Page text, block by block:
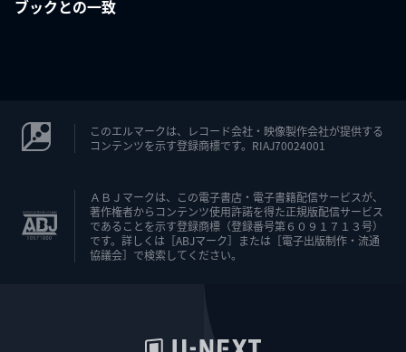
ブックとの一致
このエルマークは、レコード会社・映像製作会社が提供する
コンテンツを示す登録商標です。RIAJ70024001
ＡＢＪマークは、この電子書店・電子書籍配信サービスが、
著作権者からコンテンツ使用許諾を得た正規版配信サービス
であることを示す登録商標（登録番号第６０９１７１３号）
です。詳しくは［ABJマーク］または［電子出版制作・流通
協議会］で検索してください。